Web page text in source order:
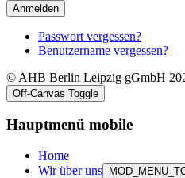
Anmelden
Passwort vergessen?
Benutzername vergessen?
© AHB Berlin Leipzig gGmbH
Off-Canvas Toggle
Hauptmenü mobile
Home
Wir über uns